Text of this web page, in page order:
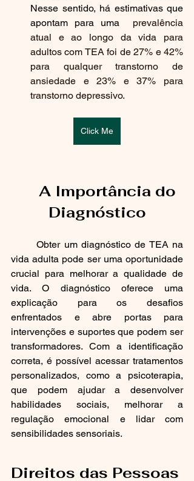
Nesse sentido, há estimativas que
apontam para uma
prevalência
atual e ao longo da vida para
adultos com TEA foi de 27% e 42%
para qualquer transtorno de
ansiedade e 23% e 37% para
transtorno depressivo.
Click Me
A Importância do
Diagnóstico
	Obter um diagnóstico de TEA na
vida adulta pode ser uma oportunidade
crucial para melhorar a qualidade de
vida. O diagnóstico oferece uma
explicação para os desafios
enfrentados e abre portas para
intervenções e suportes que podem ser
transformadores. Com a identificação
correta, é possível acessar tratamentos
personalizados, como a psicoterapia,
que podem ajudar a desenvolver
habilidades sociais, melhorar a
regulação emocional e lidar com
sensibilidades sensoriais.
Direitos das Pessoas